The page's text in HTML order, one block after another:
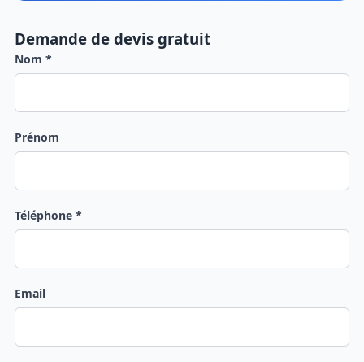
Demande de devis gratuit
Nom *
Prénom
Téléphone *
Email